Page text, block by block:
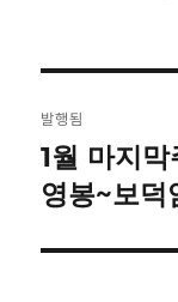
탐
색
발행됨
1월 마지
영봉~보덕